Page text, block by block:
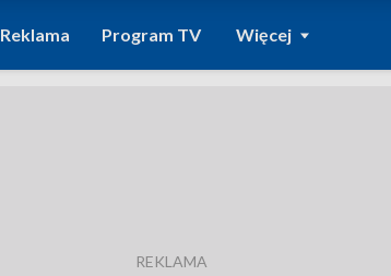
Reklama Program TV Więcej